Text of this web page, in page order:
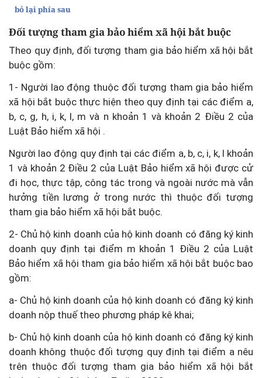
bỏ lại phía sau
Đối tượng tham gia bảo hiểm xã hội bắt buộc
Theo quy định, đối tượng tham gia bảo hiểm xã hội bắt
buộc gồm:
1- Người lao động thuộc đối tượng tham gia bảo hiểm
xã hội bắt buộc thực hiện theo quy định tại các điểm a,
b, c, g, h, i, k, l, m và n khoản 1 và khoản 2 Điều 2 của
Luật Bảo hiểm xã hội .
Người lao động quy định tại các điểm a, b, c, i, k, l khoản
1 và khoản 2 Điều 2 của Luật Bảo hiểm xã hội được cử
đi học, thực tập, công tác trong và ngoài nước mà vẫn
hưởng tiền lương ở trong nước thì thuộc đối tượng
tham gia bảo hiểm xã hội bắt buộc.
2- Chủ hộ kinh doanh của hộ kinh doanh có đăng ký kinh
doanh quy định tại điểm m khoản 1 Điều 2 của Luật
Bảo hiểm xã hội tham gia bảo hiểm xã hội bắt buộc bao
gồm:
a- Chủ hộ kinh doanh của hộ kinh doanh có đăng ký kinh
doanh nộp thuế theo phương pháp kê khai;
b- Chủ hộ kinh doanh của hộ kinh doanh có đăng ký kinh
doanh không thuộc đối tượng quy định tại điểm a nêu
trên thuộc đối tượng tham gia bảo hiểm xã hội bắt